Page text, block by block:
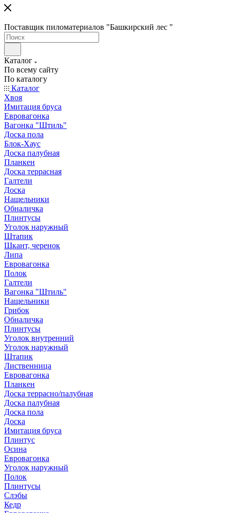
Поставщик пиломатериалов "Башкирский лес "
Каталог
По всему сайту
По каталогу
Каталог
Хвоя
Имитация бруса
Евровагонка
Вагонка "Штиль"
Доска пола
Блок-Хаус
Доска палубная
Планкен
Доска террасная
Галтели
Доска
Нащельники
Обналичка
Плинтусы
Уголок наружный
Штапик
Шкант, черенок
Липа
Евровагонка
Полок
Галтели
Вагонка "Штиль"
Нащельники
Грибок
Обналичка
Плинтусы
Уголок внутренний
Уголок наружный
Штапик
Лиственница
Евровагонка
Планкен
Доска террасно/палубная
Доска палубная
Доска пола
Доска
Имитация бруса
Плинтус
Осина
Евровагонка
Уголок наружный
Полок
Плинтусы
Слэбы
Кедр